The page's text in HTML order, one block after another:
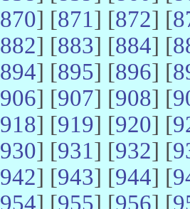
870] [871] [872] [
882] [883] [884] [
894] [895] [896] [
906] [907] [908] [
918] [919] [920] [
930] [931] [932] [
942] [943] [944] [
954] [955] [956] [